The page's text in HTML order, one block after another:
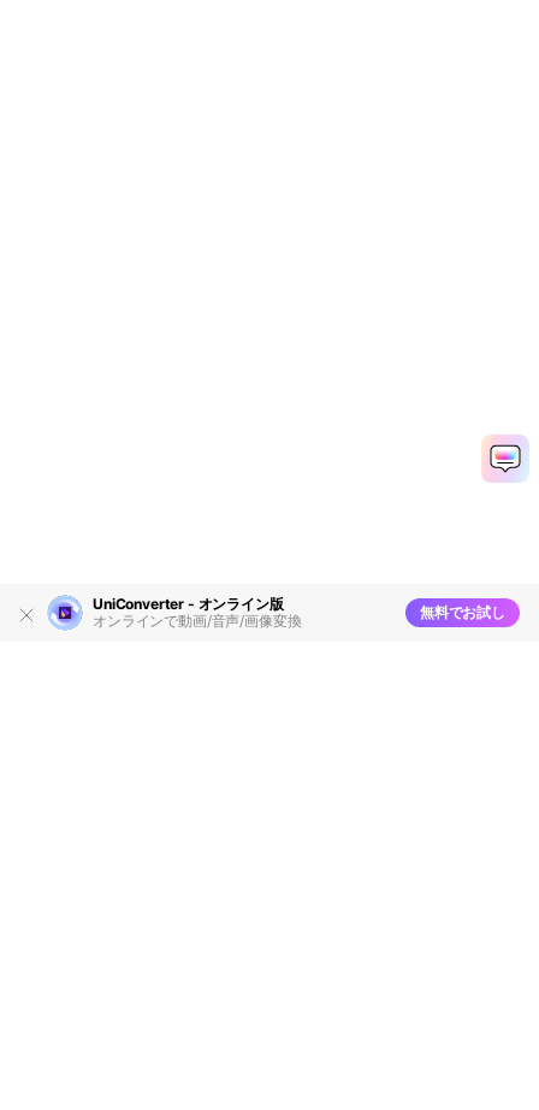
UniConverter - オンライン版
オンラインで動画/音声/画像変換
無料でお試し